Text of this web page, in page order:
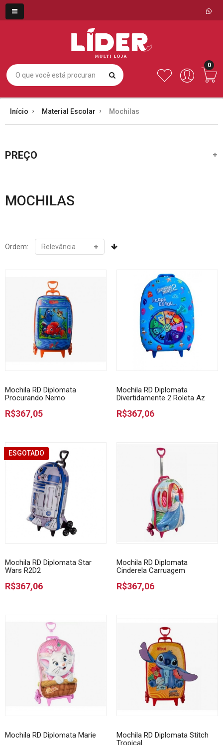
0
Início Material Escolar Mochilas
PREÇO
MOCHILAS
Ordem:
Mochila RD Diplomata
Procurando Nemo
R$367,05
Mochila RD Diplomata
Divertidamente 2 Roleta Az
R$367,06
ESGOTADO
Mochila RD Diplomata Star
Wars R2D2
R$367,06
Mochila RD Diplomata
Cinderela Carruagem
R$367,06
Mochila RD Diplomata Marie
Mochila RD Diplomata Stitch
Tropical